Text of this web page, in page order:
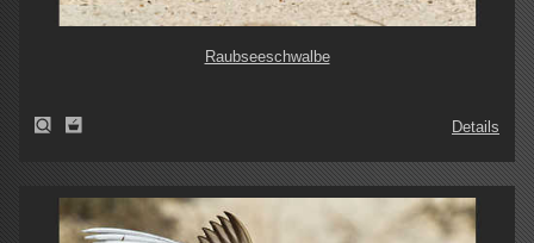
Raubseeschwalbe
Details